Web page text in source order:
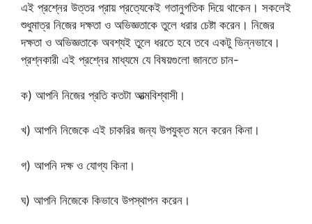
এই প্রশ্নের উত্তর প্রায় প্রত্যেকেই গতানুগতিক দিয়ে থাকেন। সকলেই
শুধুমাত্র নিজের দক্ষতা ও অভিজ্ঞতাকে তুলে ধরার চেষ্টা করেন। নিজের
দক্ষতা ও অভিজ্ঞতাকে অবশ্যই তুলে ধরতে হবে তবে একটু ভিন্নভাবে।
প্রশ্নকারী এই প্রশ্নের মাধ্যমে যে বিষয়গুলো জানতে চান-
ক) আপনি নিজের প্রতি কতটা আত্মবিশ্বাসী।
খ) আপনি নিজেকে এই চাকরির জন্য উপযুক্ত মনে করেন কিনা।
গ) আপনি দক্ষ ও যোগ্য কিনা।
ঘ) আপনি নিজেকে কিভাবে উপস্থাপন করেন।